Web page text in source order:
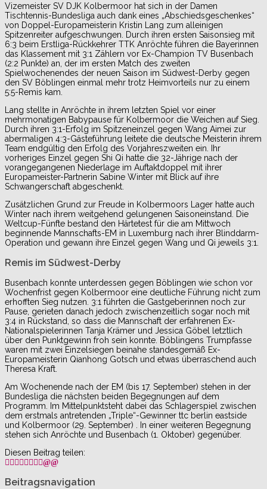
Vizemeister SV DJK Kolbermoor hat sich in der Damen
Tischtennis-Bundesliga auch dank eines „Abschiedsgeschenkes“
von Doppel-Europameisterin Kristin Lang zum alleinigen
Spitzenreiter aufgeschwungen. Durch ihren ersten Saisonsieg mit
6:3 beim Erstliga-Rückkehrer TTK Anröchte führen die Bayerinnen
das Klassement mit 3:1 Zählern vor Ex-Champion TV Busenbach
(2:2 Punkte) an, der im ersten Match des zweiten
Spielwochenendes der neuen Saison im Südwest-Derby gegen
den SV Böblingen einmal mehr trotz Heimvorteils nur zu einem
5:5-Remis kam.
Lang stellte in Anröchte in ihrem letzten Spiel vor einer
mehrmonatigen Babypause für Kolbermoor die Weichen auf Sieg.
Durch ihren 3:1-Erfolg im Spitzeneinzel gegen Wang Aimei zur
abermaligen 4:3-Gästeführung leitete die deutsche Meisterin ihrem
Team endgültig den Erfolg des Vorjahreszweiten ein. Ihr
vorheriges Einzel gegen Shi Qi hatte die 32-Jährige nach der
vorangegangenen Niederlage im Auftaktdoppel mit ihrer
Europameister-Partnerin Sabine Winter mit Blick auf ihre
Schwangerschaft abgeschenkt.
Zusätzlichen Grund zur Freude in Kolbermoors Lager hatte auch
Winter nach ihrem weitgehend gelungenen Saisoneinstand. Die
Weltcup-Fünfte bestand den Härtetest für die am Mittwoch
beginnende Mannschafts-EM in Luxemburg nach ihrer Blinddarm-
Operation und gewann ihre Einzel gegen Wang und Qi jeweils 3:1.
Remis im Südwest-Derby
Busenbach konnte unterdessen gegen Böblingen wie schon vor
Wochenfrist gegen Kolbermoor eine deutliche Führung nicht zum
erhofften Sieg nutzen. 3:1 führten die Gastgeberinnen noch zur
Pause, gerieten danach jedoch zwischenzeitlich sogar noch mit
3:4 in Rückstand, so dass die Mannschaft der erfahrenen Ex-
Nationalspielerinnen Tanja Krämer und Jessica Göbel letztlich
über den Punktgewinn froh sein konnte. Böblingens Trumpfasse
waren mit zwei Einzelsiegen beinahe standesgemäß Ex-
Europameisterin Qianhong Gotsch und etwas überraschend auch
Theresa Kraft.
Am Wochenende nach der EM (bis 17. September) stehen in der
Bundesliga die nächsten beiden Begegnungen auf dem
Programm. Im Mittelpunktsteht dabei das Schlagerspiel zwischen
dem erstmals antretenden „Triple“-Gewinner ttc berlin eastside
und Kolbermoor (29. September) . In einer weiteren Begegnung
stehen sich Anröchte und Busenbach (1. Oktober) gegenüber.
Diesen Beitrag teilen:
Beitragsnavigation